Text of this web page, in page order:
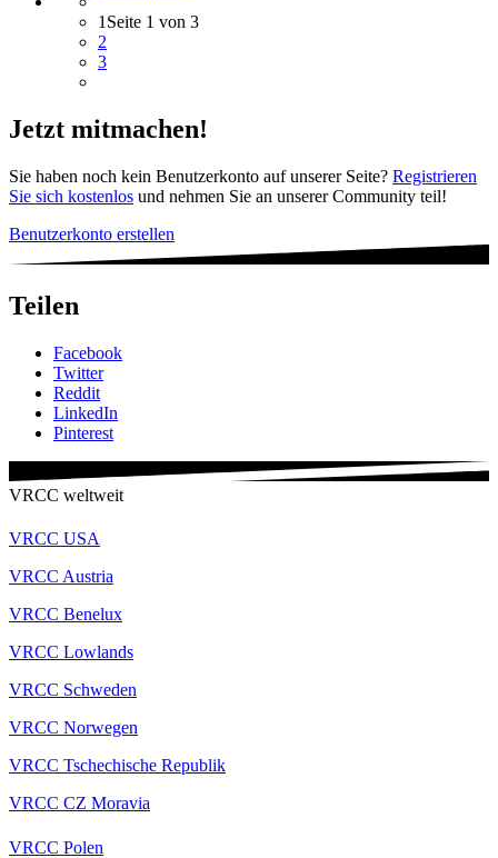
1 Seite 1 von 3
2
3
Jetzt mitmachen!
Sie haben noch kein Benutzerkonto auf unserer Seite? Registrieren
Sie sich kostenlos und nehmen Sie an unserer Community teil!
Benutzerkonto erstellen
Teilen
Facebook
Twitter
Reddit
LinkedIn
Pinterest
VRCC weltweit
VRCC USA
VRCC Austria
VRCC Benelux
VRCC Lowlands
VRCC Schweden
VRCC Norwegen
VRCC Tschechische Republik
VRCC CZ Moravia
VRCC Polen